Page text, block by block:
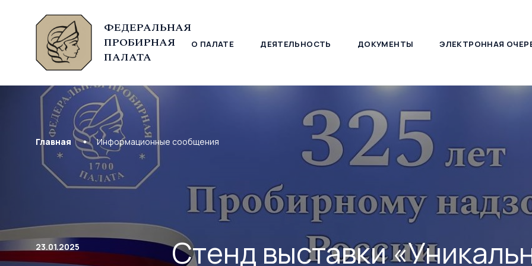
ФЕДЕРАЛЬНАЯ
ПРОБИРНАЯ
ПАЛАТА
О ПАЛАТЕ ДЕЯТЕЛЬНОСТЬ ДОКУМЕНТЫ ЭЛЕКТРОННАЯ
© Федеральная пробирная палата, 2026
Главная Информационные сообщения
23.01.2025 Стенд выставки